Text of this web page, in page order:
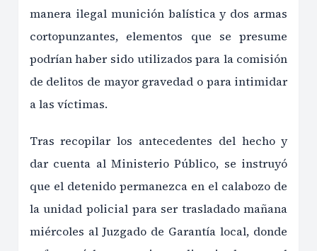
manera ilegal munición balística y dos armas
cortopunzantes, elementos que se presume
podrían haber sido utilizados para la comisión
de delitos de mayor gravedad o para intimidar
a las víctimas.
Tras recopilar los antecedentes del hecho y
dar cuenta al Ministerio Público, se instruyó
que el detenido permanezca en el calabozo de
la unidad policial para ser trasladado mañana
miércoles al Juzgado de Garantía local, donde